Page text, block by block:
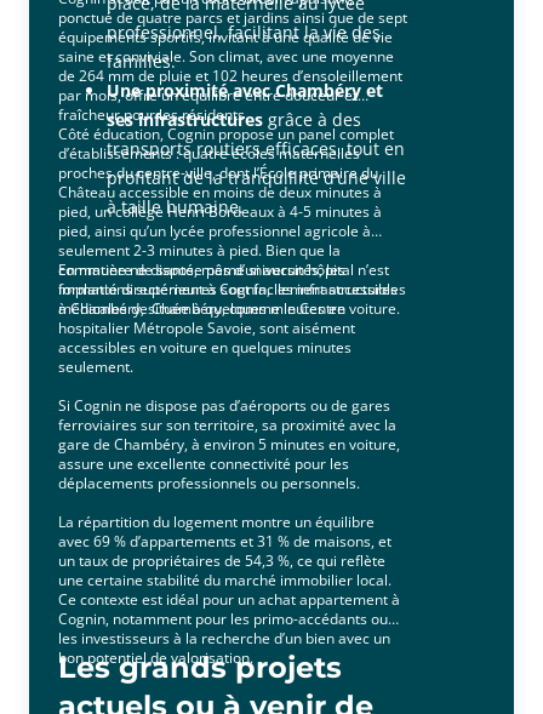
professionnel, facilitant la vie des
familles.
Une proximité avec Chambéry et
ses infrastructures grâce à des
transports routiers efficaces, tout en
profitant de la tranquillité d’une ville
à taille humaine.
ponctué de quatre parcs et jardins ainsi que de sept
équipements sportifs, invitant à une qualité de vie
saine et conviviale. Son climat, avec une moyenne
de 264 mm de pluie et 102 heures d’ensoleillement
par mois, offre un équilibre entre douceur et
fraîcheur pour les résidents.
Côté éducation, Cognin propose un panel complet
d’établissements : quatre écoles maternelles
proches du centre-ville, dont l’École primaire du
Château accessible en moins de deux minutes à
pied, un collège Henri Bordeaux à 4-5 minutes à
pied, ainsi qu’un lycée professionnel agricole à
seulement 2-3 minutes à pied. Bien que la
commune ne dispose pas d’universités, les
formations supérieures sont facilement accessibles
à Chambéry, située à quelques minutes en voiture.
En matière de santé, même si aucun hôpital n’est
implanté directement à Cognin, les infrastructures
médicales de Chambéry, comme le Centre
hospitalier Métropole Savoie, sont aisément
accessibles en voiture en quelques minutes
seulement.
Si Cognin ne dispose pas d’aéroports ou de gares
ferroviaires sur son territoire, sa proximité avec la
gare de Chambéry, à environ 5 minutes en voiture,
assure une excellente connectivité pour les
déplacements professionnels ou personnels.
La répartition du logement montre un équilibre
avec 69 % d’appartements et 31 % de maisons, et
un taux de propriétaires de 54,3 %, ce qui reflète
une certaine stabilité du marché immobilier local.
Ce contexte est idéal pour un achat appartement à
Cognin, notamment pour les primo-accédants ou
les investisseurs à la recherche d’un bien avec un
bon potentiel de valorisation.
Les grands projets
actuels ou à venir de